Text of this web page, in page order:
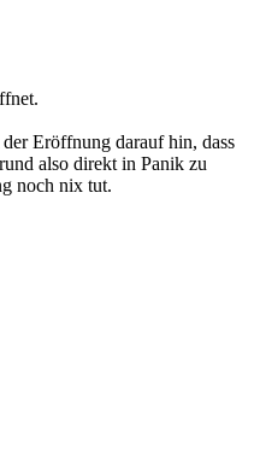
Eröffnung darauf hin, dass
also direkt in Panik zu
noch nix tut.